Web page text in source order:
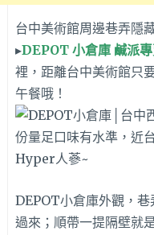
台中美術館周邊巷弄隱
▸DEPOT 小倉庫 鹹派
裡，距離台中美術館只
午餐哦！
DEPOT小倉庫外觀，
過來；順帶一提隔壁就